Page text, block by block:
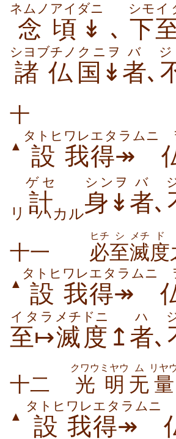
念
ネムノ
頃↡
アイダニ
､ 下
シモ イ
諸仏
シヨブチノ
国↡
クニヲ
者
バ
､
ジ
十
▲ 設
タトヒ
我
ワレ
得↠
エタラムニ
リ 計
ゲ セ
ハカル身↡
シンヲ
者
バ
､
十一 必
ヒチ
至
シ
滅
メチ
度
ド
▲ 設
タトヒ
我
ワレ
得↠
エタラムニ
至↦
イタラ
滅度
メチドニ
↥ 者
ハ
､
十二 光明
クワウミヤウ
无
ム
量
リヤ
▲ 設
タトヒ
我
ワレ
得↠
エタラムニ